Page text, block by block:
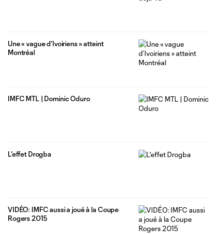
Une « vague d’Ivoiriens » atteint
Montréal
IMFC MTL | Dominic Oduro
L'effet Drogba
‪VIDÉO: ‪‎IMFC‬ aussi a joué à la ‪Coupe
Rogers‬ 2015